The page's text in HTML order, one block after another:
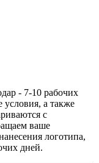
- 7-10 рабочих
условия, а также
с
ваше
логотипа,
дней.